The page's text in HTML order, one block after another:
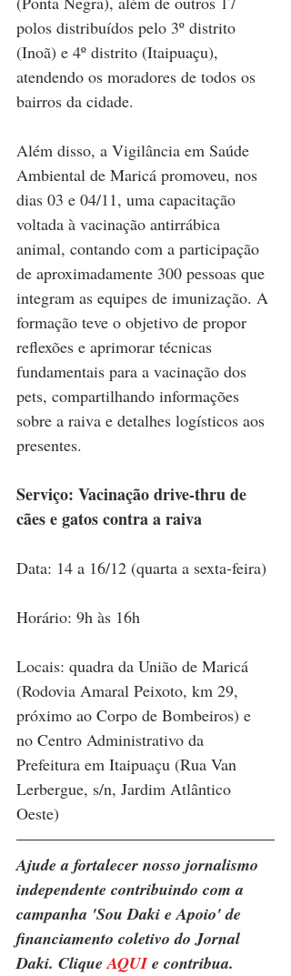
polos distribuídos pelo 3º distrito
(Inoã) e 4º distrito (Itaipuaçu),
atendendo os moradores de todos os
bairros da cidade.
Além disso, a Vigilância em Saúde
Ambiental de Maricá promoveu, nos
dias 03 e 04/11, uma capacitação
voltada à vacinação antirrábica
animal, contando com a participação
de aproximadamente 300 pessoas que
integram as equipes de imunização. A
formação teve o objetivo de propor
reflexões e aprimorar técnicas
fundamentais para a vacinação dos
pets, compartilhando informações
sobre a raiva e detalhes logísticos aos
presentes.
Serviço: Vacinação drive-thru de
cães e gatos contra a raiva
Data: 14 a 16/12 (quarta a sexta-feira)
Horário: 9h às 16h
Locais: quadra da União de Maricá
(Rodovia Amaral Peixoto, km 29,
próximo ao Corpo de Bombeiros) e
no Centro Administrativo da
Prefeitura em Itaipuaçu (Rua Van
Lerbergue, s/n, Jardim Atlântico
Oeste)
Ajude a fortalecer nosso jornalismo
independente contribuindo com a
campanha 'Sou Daki e Apoio' de
financiamento coletivo do Jornal
Daki. Clique AQUI e contribua.